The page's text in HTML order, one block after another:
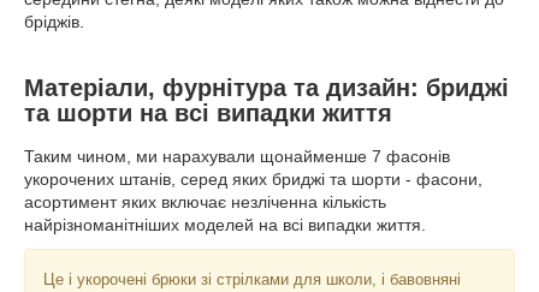
бріджів.
Матеріали, фурнітура та дизайн: бриджі
та шорти на всі випадки життя
Таким чином, ми нарахували щонайменше 7 фасонів
укорочених штанів, серед яких бриджі та шорти - фасони,
асортимент яких включає незліченна кількість
найрізноманітніших моделей на всі випадки життя.
Це і укорочені брюки зі стрілками для школи, і бавовняні